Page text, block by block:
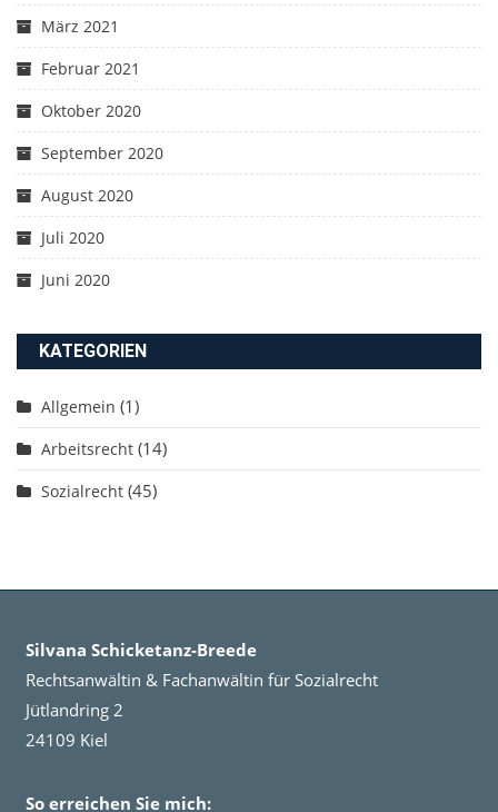
März 2021
Februar 2021
Oktober 2020
September 2020
August 2020
Juli 2020
Juni 2020
KATEGORIEN
Allgemein (1)
Arbeitsrecht (14)
Sozialrecht (45)
Silvana Schicketanz-Breede
Rechtsanwältin & Fachanwältin für Sozialrecht
Jütlandring 2
24109 Kiel
So erreichen Sie mich: